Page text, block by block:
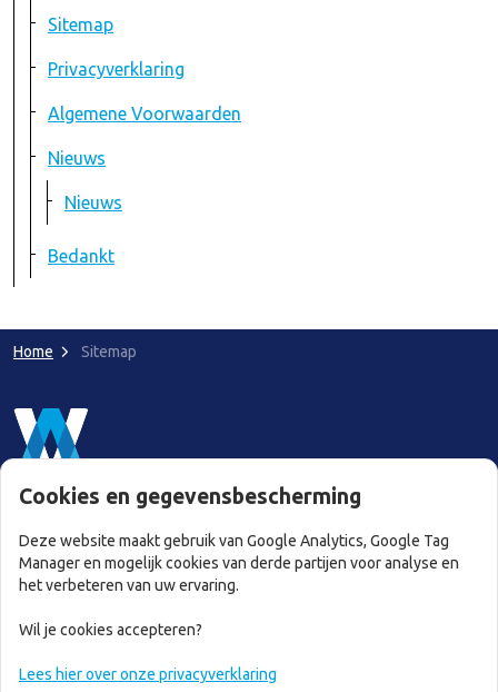
Sitemap
Privacyverklaring
Algemene Voorwaarden
Nieuws
Nieuws
Bedankt
Home Sitemap
Mr. W.A Verbeek
Nolenslaan 32 9722 NN Groningen
Telefoon050-5254588
E-mail
info@advocaatverbeek.nl
Cookies en gegevensbescherming
Deze website maakt gebruik van Google Analytics, Google Tag
Manager en mogelijk cookies van derde partijen voor analyse en
het verbeteren van uw ervaring.
Wil je cookies accepteren?
Lees hier over onze privacyverklaring